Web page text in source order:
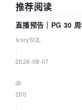
推荐阅读
直播预告｜PG 30
核——我们改得动吗
IvorySQL
2026-08-07
200